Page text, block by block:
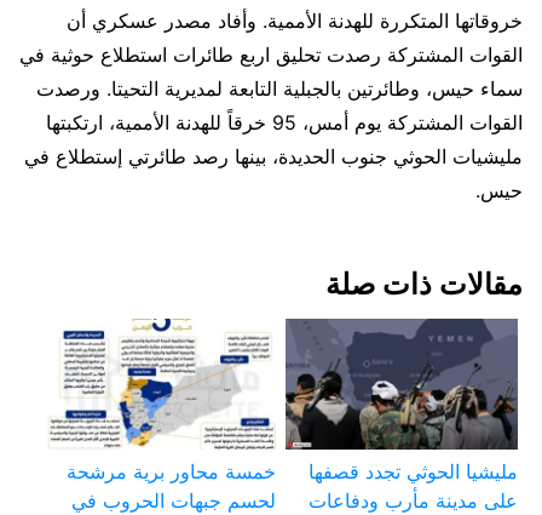
خروقاتها المتكررة للهدنة الأممية. وأفاد مصدر عسكري أن
القوات المشتركة رصدت تحليق اربع طائرات استطلاع حوثية في
سماء حيس، وطائرتين بالجبلية التابعة لمديرية التحيتا. ورصدت
القوات المشتركة يوم أمس، 95 خرقاً للهدنة الأممية، ارتكبتها
مليشيات الحوثي جنوب الحديدة، بينها رصد طائرتي إستطلاع في
حيس.
مقالات ذات صلة
مليشيا الحوثي تجدد قصفها
على مدينة مأرب ودفاعات
خمسة محاور برية مرشحة
لحسم جبهات الحروب في